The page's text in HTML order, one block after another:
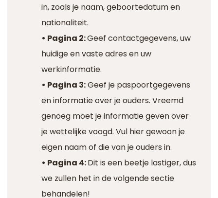
in, zoals je naam, geboortedatum en
nationaliteit.
• Pagina 2:Geef contactgegevens, uw
huidige en vaste adres en uw
werkinformatie.
• Pagina 3:Geef je paspoortgegevens
en informatie over je ouders. Vreemd
genoeg moet je informatie geven over
je wettelijke voogd. Vul hier gewoon je
eigen naam of die van je ouders in.
• Pagina 4:Dit is een beetje lastiger, dus
we zullen het in de volgende sectie
behandelen!